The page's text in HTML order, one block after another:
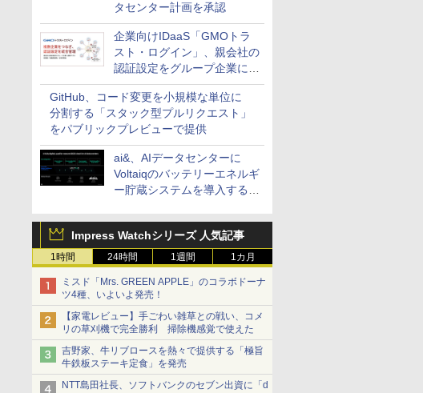
タセンター計画を承認
企業向けIDaaS「GMOトラ
スト・ログイン」、親会社の
認証設定をグループ企業に展
開できる新機能を提供
GitHub、コード変更を小規模な単位に
分割する「スタック型プルリクエスト」
をパブリックプレビューで提供
ai&、AIデータセンターに
Voltaiqのバッテリーエネルギ
ー貯蔵システムを導入する計
Impress Watchシリーズ 人気記事
1時間 24時間 1週間 1カ月
ミスド「Mrs. GREEN APPLE」のコラボドーナ
ツ4種、いよいよ発売！
【家電レビュー】手ごわい雑草との戦い、コメ
リの草刈機で完全勝利 掃除機感覚で使えた
吉野家、牛リブロースを熱々で提供する「極旨
牛鉄板ステーキ定食」を発売
NTT島田社長、ソフトバンクのセブン出資に「d